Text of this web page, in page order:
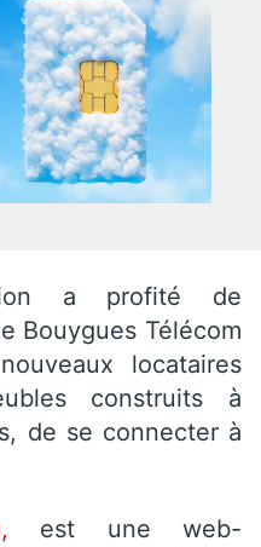
a profité de
Bouygues Télécom
locataires
construits à
de se connecter à
est une web-